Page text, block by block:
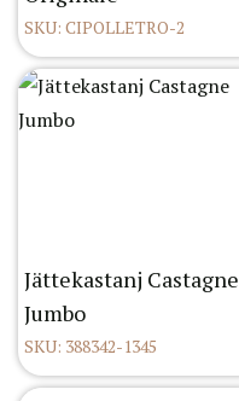
SKU: CIPOLLETRO-2
Jättekastanj Castagne
Jumbo
SKU: 388342-1345